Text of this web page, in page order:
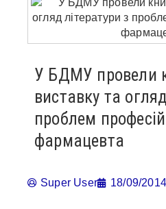
У БДМУ провели
виставку та
проблем
фармацевта
Super User 18/09/2014